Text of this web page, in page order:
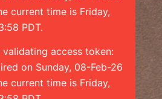
current time is Friday,
PDT.
validating access token:
on Sunday, 08-Feb-26
current time is Friday,